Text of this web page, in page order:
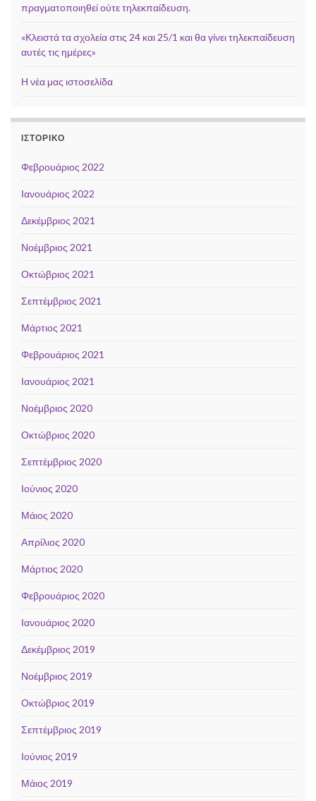
πραγματοποιηθεί ούτε τηλεκπαίδευση.
«Κλειστά τα σχολεία στις 24 και 25/1 και θα γίνει τηλεκπαίδευση
αυτές τις ημέρες»
Η νέα μας ιστοσελίδα
ΙΣΤΟΡΙΚΌ
Φεβρουάριος 2022
Ιανουάριος 2022
Δεκέμβριος 2021
Νοέμβριος 2021
Οκτώβριος 2021
Σεπτέμβριος 2021
Μάρτιος 2021
Φεβρουάριος 2021
Ιανουάριος 2021
Νοέμβριος 2020
Οκτώβριος 2020
Σεπτέμβριος 2020
Ιούνιος 2020
Μάιος 2020
Απρίλιος 2020
Μάρτιος 2020
Φεβρουάριος 2020
Ιανουάριος 2020
Δεκέμβριος 2019
Νοέμβριος 2019
Οκτώβριος 2019
Σεπτέμβριος 2019
Ιούνιος 2019
Μάιος 2019